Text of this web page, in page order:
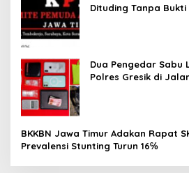
Dituding Tanpa Bukti
Dua Pengedar Sabu
Polres Gresik di
BKKBN Jawa Timur Adakan Rapat
Prevalensi Stunting Turun 16℅